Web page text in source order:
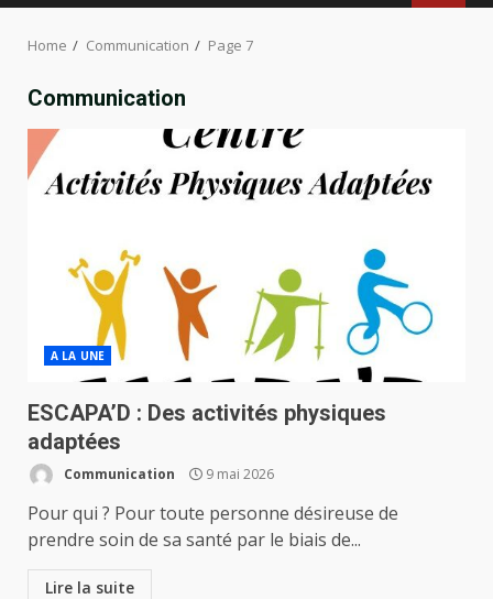
Home Communication Page 7
Communication
A LA UNE
ESCAPA’D : Des activités physiques
adaptées
Communication 9 mai 2026
Pour qui ? Pour toute personne désireuse de
prendre soin de sa santé par le biais de...
Lire la suite